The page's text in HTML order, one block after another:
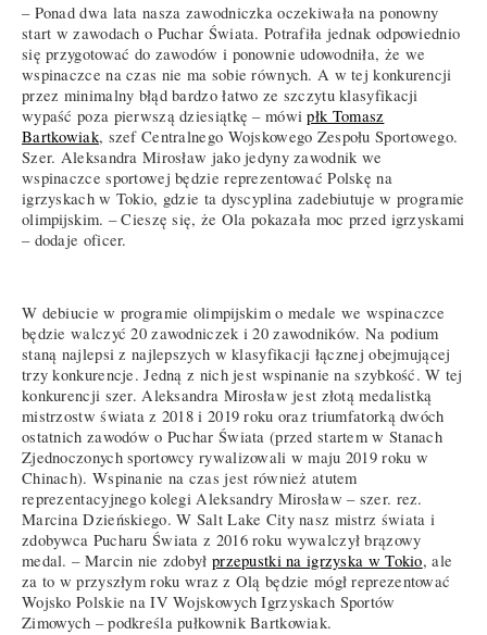
– Ponad dwa lata nasza zawodniczka oczekiwała na ponowny
start w zawodach o Puchar Świata. Potrafiła jednak odpowiednio
się przygotować do zawodów i ponownie udowodniła, że we
wspinaczce na czas nie ma sobie równych. A w tej konkurencji
przez minimalny błąd bardzo łatwo ze szczytu klasyfikacji
wypaść poza pierwszą dziesiątkę – mówipłk Tomasz
Bartkowiak, szef Centralnego Wojskowego Zespołu Sportowego.
Szer. Aleksandra Mirosław jako jedyny zawodnik we
wspinaczce sportowej będzie reprezentować Polskę na
igrzyskach w Tokio, gdzie ta dyscyplina zadebiutuje w programie
olimpijskim. – Cieszę się, że Ola pokazała moc przed igrzyskami
– dodaje oficer.
W debiucie w programie olimpijskim o medale we wspinaczce
będzie walczyć 20 zawodniczek i 20 zawodników. Na podium
staną najlepsi z najlepszych w klasyfikacji łącznej obejmującej
trzy konkurencje. Jedną z nich jest wspinanie na szybkość. W tej
konkurencji szer. Aleksandra Mirosław jest złotą medalistką
mistrzostw świata z 2018 i 2019 roku oraz triumfatorką dwóch
ostatnich zawodów o Puchar Świata (przed startem w Stanach
Zjednoczonych sportowcy rywalizowali w maju 2019 roku w
Chinach). Wspinanie na czas jest również atutem
reprezentacyjnego kolegi Aleksandry Mirosław – szer. rez.
Marcina Dzieńskiego. W Salt Lake City nasz mistrz świata i
zdobywca Pucharu Świata z 2016 roku wywalczył brązowy
medal. – Marcin nie zdobył przepustki na igrzyska w Tokio, ale
za to w przyszłym roku wraz z Olą będzie mógł reprezentować
Wojsko Polskie na IV Wojskowych Igrzyskach Sportów
Zimowych – podkreśla pułkownik Bartkowiak.